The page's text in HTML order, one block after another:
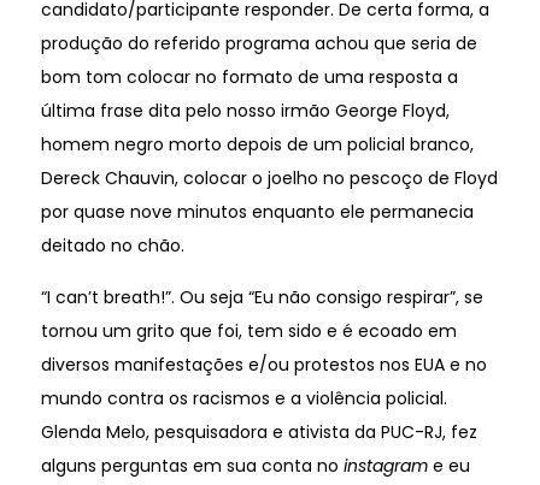
candidato/participante responder. De certa forma, a
produção do referido programa achou que seria de
bom tom colocar no formato de uma resposta a
última frase dita pelo nosso irmão George Floyd,
homem negro morto depois de um policial branco,
Dereck Chauvin, colocar o joelho no pescoço de Floyd
por quase nove minutos enquanto ele permanecia
deitado no chão.
“I can’t breath!”. Ou seja “Eu não consigo respirar”, se
tornou um grito que foi, tem sido e é ecoado em
diversos manifestações e/ou protestos nos EUA e no
mundo contra os racismos e a violência policial.
Glenda Melo, pesquisadora e ativista da PUC-RJ, fez
alguns perguntas em sua conta no instagrame eu